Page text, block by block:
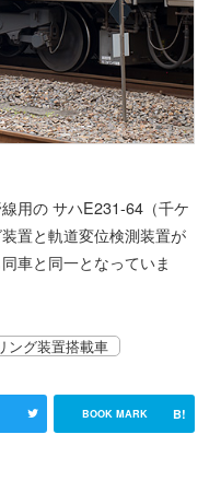
用の サハE231-64（千ケ
置と軌道変位検測装置が
車と同一となっていま
ング装置搭載車
BOOK MARK B!